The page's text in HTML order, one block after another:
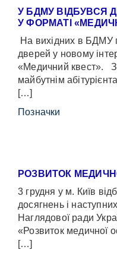
У БДМУ ВІДБУВСЯ
У ФОРМАТІ
На вихідних в БДМУ
дверей у новому
«Медичний квест».
майбутнім
[…]
Позначки
РОЗВИТОК
3 грудня у м. Київ
досягнень і
Наглядової ради
«Розвиток медичної
[…]